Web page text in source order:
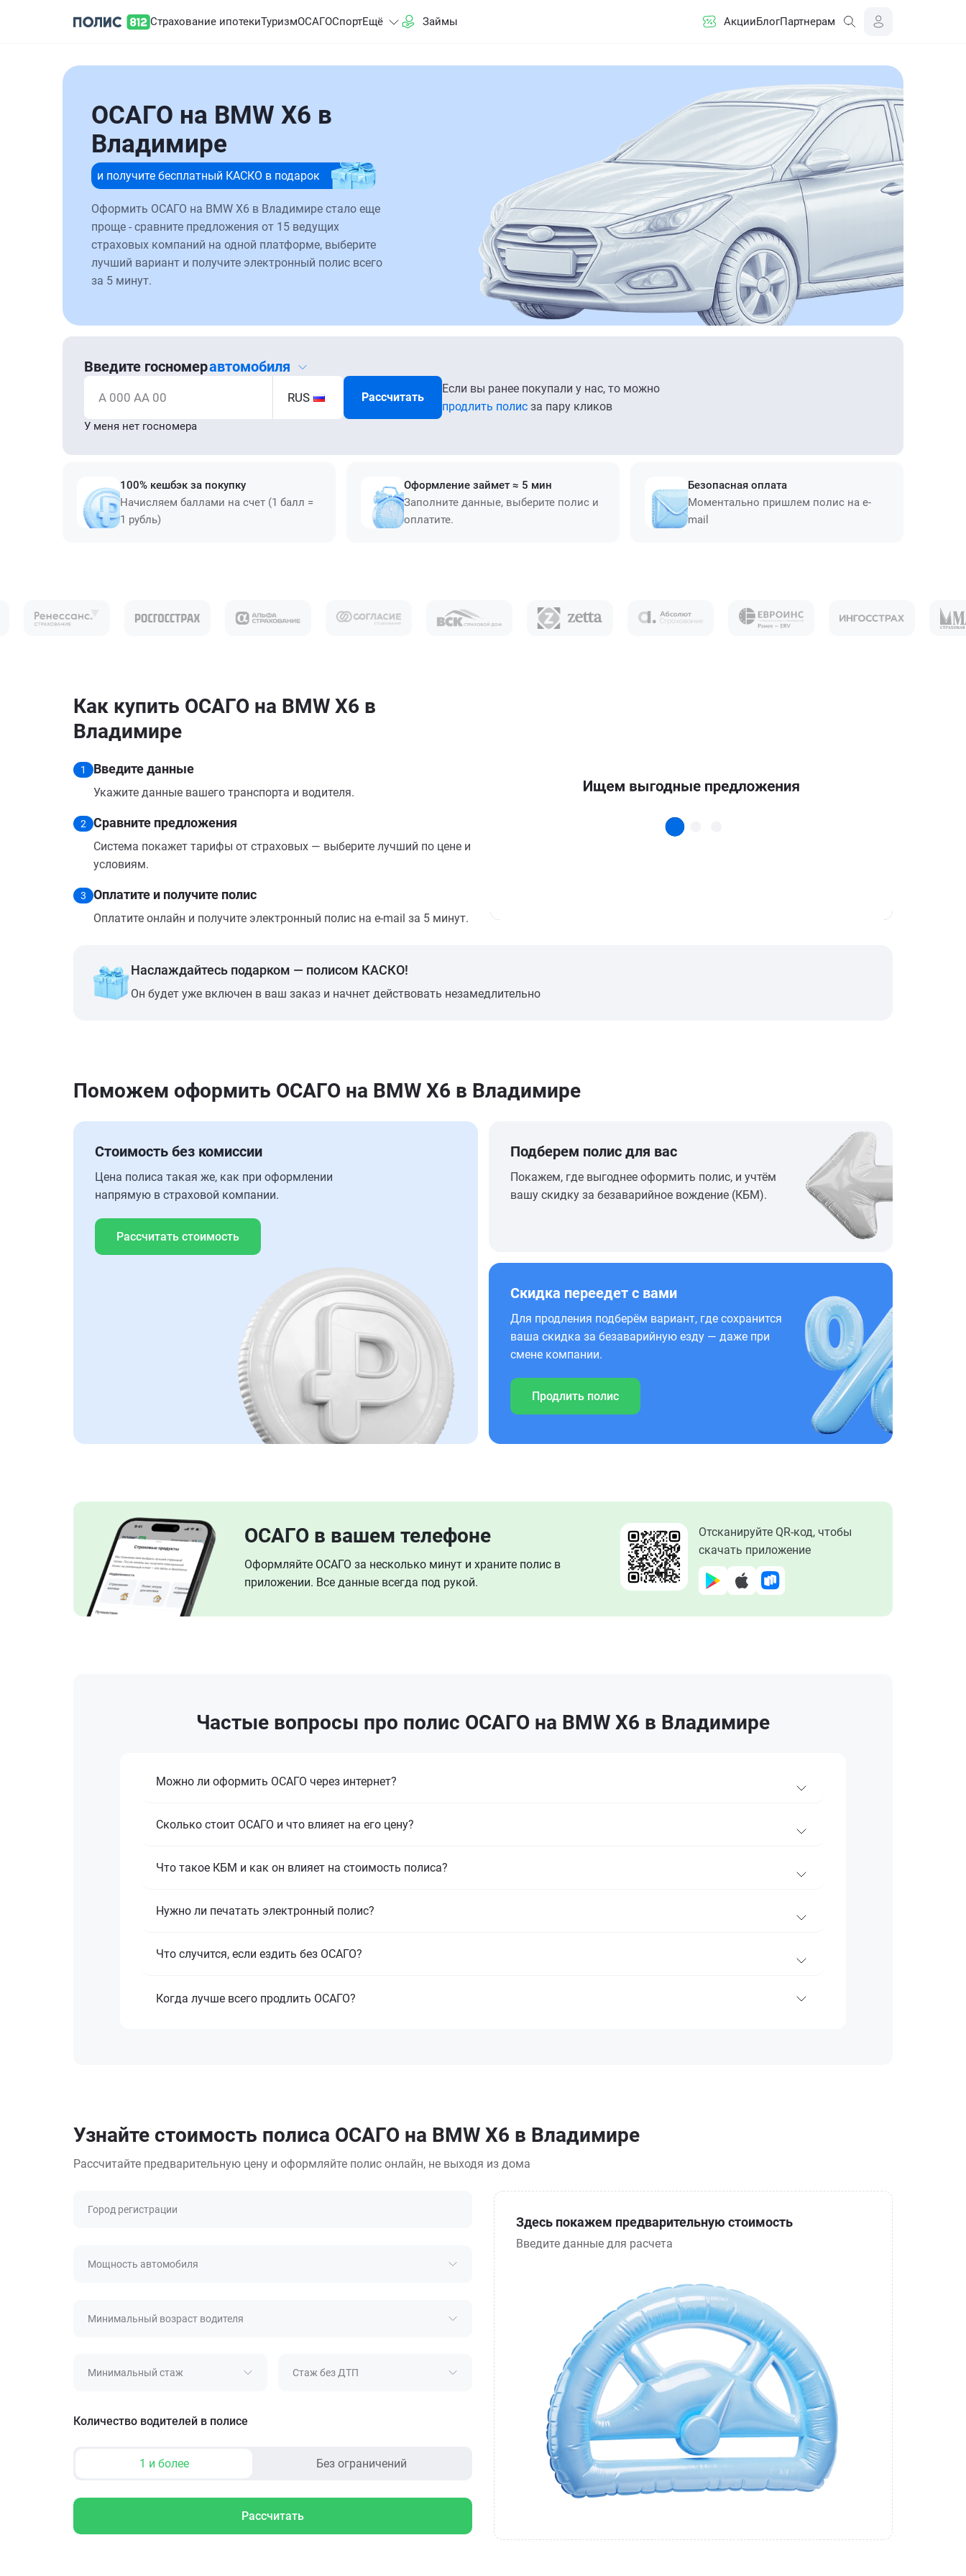
Страхование ипотекиТуризмОСАГОСпортЕщё Займы АкцииБлогПартнерам
ОСАГО на BMW X6 в
Владимире
и получите бесплатный КАСКО в подарок
Оформить ОСАГО на BMW X6 в Владимире стало еще
проще - сравните предложения от 15 ведущих
страховых компаний на одной платформе, выберите
лучший вариант и получите электронный полис всего
за 5 минут.
Введите госномеравтомобиля
А 000 АА 00 RUS Рассчитать
Если вы ранее покупали у нас, то можно
продлить полис за пару кликов
У меня нет госномера
100% кешбэк за покупку
Начисляем баллами на счет (1 балл =
1 рубль)
Оформление займет ≈ 5 мин
Заполните данные, выберите полис и
оплатите.
Безопасная оплата
Моментально пришлем полис на e-
mail
Как купить ОСАГО на BMW X6 в
Владимире
1 Введите данные
Укажите данные вашего транспорта и водителя.
2 Сравните предложения
Система покажет тарифы от страховых — выберите лучший по цене и
условиям.
3 Оплатите и получите полис
Оплатите онлайн и получите электронный полис на e-mail за 5 минут.
Наслаждайтесь подарком — полисом КАСКО!
Он будет уже включен в ваш заказ и начнет действовать незамедлительно
Поможем оформить ОСАГО на BMW X6 в Владимире
Стоимость без комиссии
Цена полиса такая же, как при оформлении
напрямую в страховой компании.
Рассчитать стоимость
Подберем полис для вас
Покажем, где выгоднее оформить полис, и учтём
вашу скидку за безаварийное вождение (КБМ).
Скидка переедет с вами
Для продления подберём вариант, где сохранится
ваша скидка за безаварийную езду — даже при
смене компании.
Продлить полис
ОСАГО в вашем телефоне
Оформляйте ОСАГО за несколько минут и храните полис в
приложении. Все данные всегда под рукой.
Отсканируйте QR-код, чтобы
скачать приложение
Частые вопросы про полис ОСАГО на BMW X6 в Владимире
Можно ли оформить ОСАГО через интернет?
Сколько стоит ОСАГО и что влияет на его цену?
Что такое КБМ и как он влияет на стоимость полиса?
Нужно ли печатать электронный полис?
Что случится, если ездить без ОСАГО?
Когда лучше всего продлить ОСАГО?
Узнайте стоимость полиса ОСАГО на BMW X6 в Владимире
Рассчитайте предварительную цену и оформляйте полис онлайн, не выходя из дома
Город регистрации
Мощность автомобиля
Минимальный возраст водителя
Минимальный стаж Стаж без ДТП
Количество водителей в полисе
1 и более Без ограничений
Рассчитать
Здесь покажем предварительную стоимость
Введите данные для расчета